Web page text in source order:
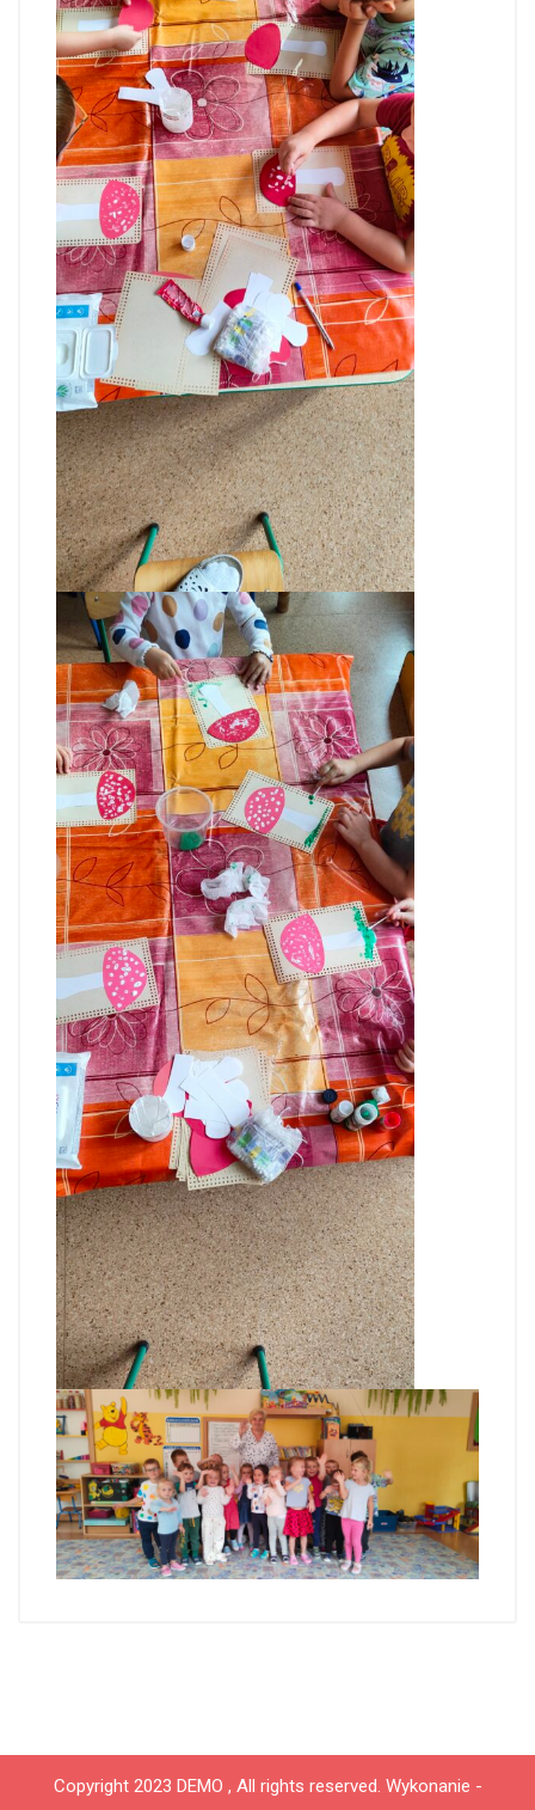
Copyright 2023 DEMO , All rights reserved. Wykonanie -